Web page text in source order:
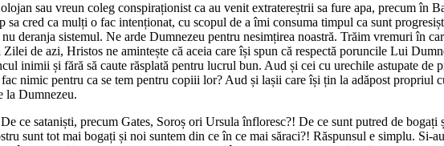
sau vreun coleg conspiraționist ca au venit extratereștrii sa fure apa, precum în
cred ca mulți o fac intenționat, cu scopul de a îmi consuma timpul ca sunt
deranja sistemul. Ne arde Dumnezeu pentru nesimțirea noastră. Trăim vremuri în
de azi, Hristos ne amintește că aceia care își spun că respectă poruncile Lui
inimii și fără să caute răsplată pentru lucrul bun. Aud și cei cu urechile astupate de
nimic pentru ca se tem pentru copiii lor? Aud și lașii care își țin la adăpost propriul
la Dumnezeu.
ce sataniști, precum Gates, Soroș ori Ursula înfloresc?! De ce sunt putred de
sunt tot mai bogați și noi suntem din ce în ce mai săraci?! Răspunsul e simplu. Si-